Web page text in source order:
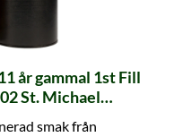
år gammal 1st Fill
St. Michael
smak från